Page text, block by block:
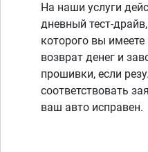
На наши услуги
дневный тест-
которого вы имеете
возврат денег и
прошивки, если
соответствовать
ваш авто исправен.